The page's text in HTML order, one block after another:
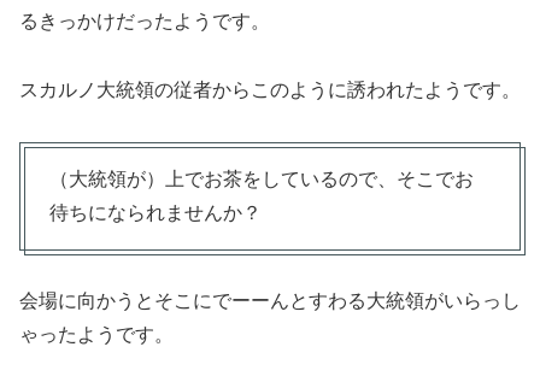
るきっかけだったようです。
スカルノ大統領の従者からこのように誘われたようです。
（大統領が）上でお茶をしているので、そこでお
待ちになられませんか？
会場に向かうとそこにでーーんとすわる大統領がいらっし
ゃったようです。